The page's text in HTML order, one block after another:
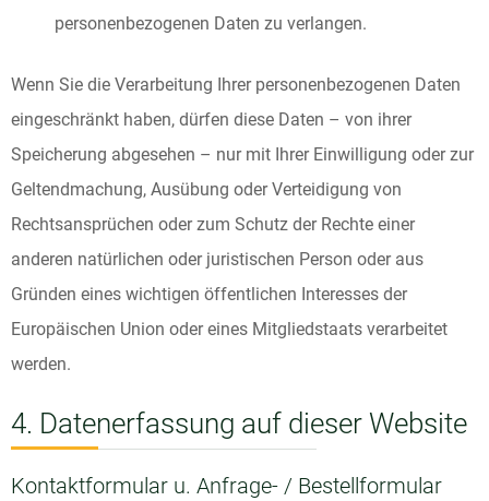
personenbezogenen Daten zu verlangen.
Wenn Sie die Verarbeitung Ihrer personenbezogenen Daten
eingeschränkt haben, dürfen diese Daten – von ihrer
Speicherung abgesehen – nur mit Ihrer Einwilligung oder zur
Geltendmachung, Ausübung oder Verteidigung von
Rechtsansprüchen oder zum Schutz der Rechte einer
anderen natürlichen oder juristischen Person oder aus
Gründen eines wichtigen öffentlichen Interesses der
Europäischen Union oder eines Mitgliedstaats verarbeitet
werden.
4. Datenerfassung auf dieser Website
Kontaktformular u. Anfrage- / Bestellformular